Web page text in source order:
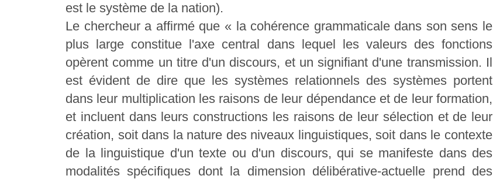
est le système de la nation).
Le chercheur a affirmé que « la cohérence grammaticale dans son sens le
plus large constitue l'axe central dans lequel les valeurs des fonctions
opèrent comme un titre d'un discours, et un signifiant d'une transmission. Il
est évident de dire que les systèmes relationnels des systèmes portent
dans leur multiplication les raisons de leur dépendance et de leur formation,
et incluent dans leurs constructions les raisons de leur sélection et de leur
création, soit dans la nature des niveaux linguistiques, soit dans le contexte
de la linguistique d'un texte ou d'un discours, qui se manifeste dans des
modalités spécifiques dont la dimension délibérative-actuelle prend des